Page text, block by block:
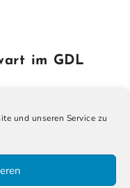
und unseren Service zu
im GDL
genießt das GDL
guten Ruf. Hier
zusammen.
in